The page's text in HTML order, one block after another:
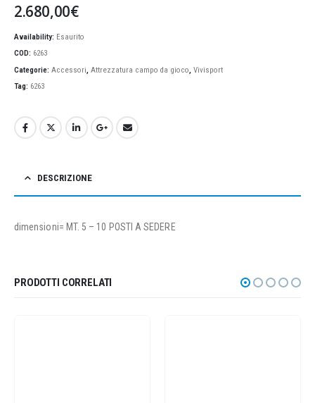
2.680,00€
Availability: Esaurito
COD: 6263
Categorie: Accessori, Attrezzatura campo da gioco, Vivisport
Tag: 6263
DESCRIZIONE
dimensioni= MT. 5 – 10 POSTI A SEDERE
PRODOTTI CORRELATI